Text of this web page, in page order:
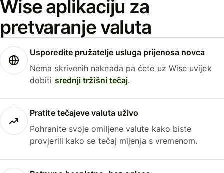
Wise aplikaciju za
pretvaranje valuta
Usporedite pružatelje usluga prijenosa novca
Nema skrivenih naknada pa ćete uz Wise uvijek
dobiti srednji tržišni tečaj.
Pratite tečajeve valuta uživo
Pohranite svoje omiljene valute kako biste
provjerili kako se tečaj mijenja s vremenom.